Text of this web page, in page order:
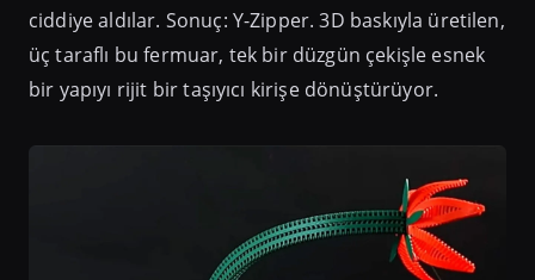
ciddiye aldılar. Sonuç: Y-Zipper. 3D baskıyla üretilen,
üç taraflı bu fermuar, tek bir düzgün çekişle esnek
bir yapıyı rijit bir taşıyıcı kirişe dönüştürüyor.